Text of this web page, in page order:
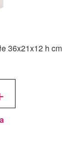
36x21x12 h cm